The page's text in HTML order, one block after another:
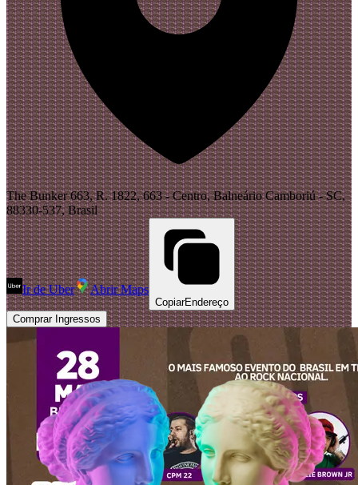
The Bunker 663, R. 1822, 663 - Centro, Balneário Camboriú - SC,
88330-537, Brasil
Ir de Uber Abrir Maps
CopiarEndereço
Comprar Ingressos